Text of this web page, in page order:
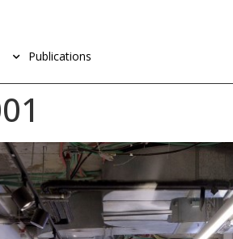
Publications